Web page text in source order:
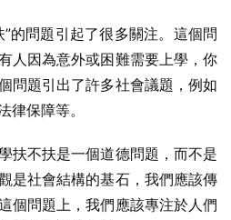
的問題引起了很多關注。這個問
人因為意外或困難需要上學，你
問題引出了許多社會議題，例如
律保障等。
扶不扶是一個道德問題，而不是
是社會結構的基石，我們應該傳
個問題上，我們應該專注於人們